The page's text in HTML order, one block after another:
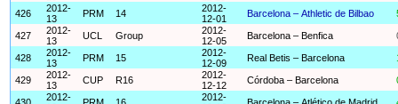
426
2012-
13
PRM 14
2012-
12-01
Barcelona – Athletic de Bilbao
427
2012-
13
UCL Group
2012-
12-05
Barcelona – Benfica
428
2012-
13
PRM 15
2012-
12-09
Real Betis – Barcelona
429
2012-
13
CUP R16
2012-
12-12
Córdoba – Barcelona
2012-
2012-